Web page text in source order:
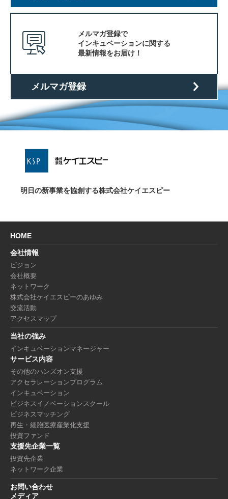
メルマガ登録で
インキュベーションに関する
最新情報をお届け！
メルマガ登録
明日の新事業を協創する株式会社ケイエスピー
HOME
会社情報
ビジョン
会社概要
ネットワーク
株式会社ケイエスピーのあゆみ
交流活動
アクセスマップ
当社の強み
インキュベーションマネージャー
サービス内容
その他のハンズオン支援
アクセラレーションプログラム
インキュベーション
ビジネスイノベーションスクール
ビジネスマッチング
再生・細胞医療産業化支援
投資ファンド
支援先企業一覧
投資先企業
ネットワーク企業
お問い合わせ
メディア